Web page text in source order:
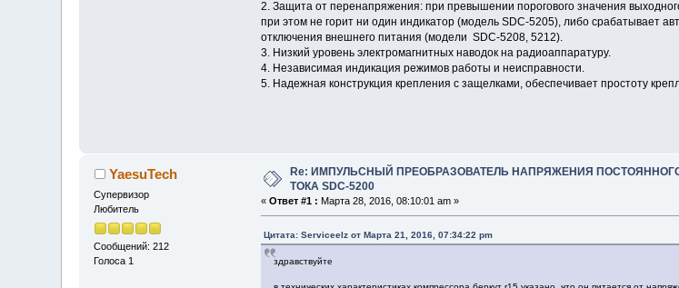
2. Защита от перенапряжения: при превышении порогового значения
при этом не горит ни один индикатор (модель SDC-5205), либо срабатывает
отключения внешнего питания (модели SDC-5208, 5212).
3. Низкий уровень электромагнитных наводок на радиоаппаратуру.
4. Независимая индикация режимов работы и неисправности.
5. Надежная конструкция крепления с защелками, обеспечивает простоту
YaesuTech
Супервизор
Любитель
Сообщений: 212
Голоса 1
Re: ИМПУЛЬСНЫЙ ПРЕОБРАЗОВАТЕЛЬ НАПРЯЖЕНИЯ
ТОКА SDC-5200
« Ответ #1 : Марта 28, 2016, 08:10:01 am »
Цитата: Serviceelz от Марта 21, 2016, 07:34:22 pm
здравствуйте